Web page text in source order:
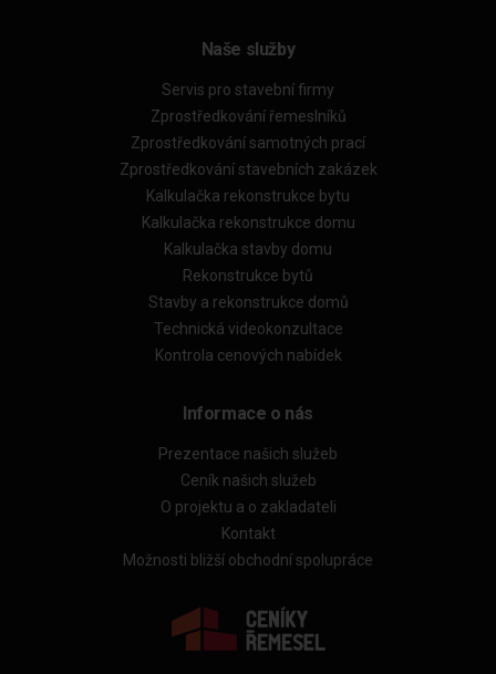
Naše služby
Servis pro stavební firmy
Zprostředkování řemeslníků
Zprostředkování samotných prací
Zprostředkování stavebních zakázek
Kalkulačka rekonstrukce bytu
Kalkulačka rekonstrukce domu
Kalkulačka stavby domu
Rekonstrukce bytů
Stavby a rekonstrukce domů
Technická videokonzultace
Kontrola cenových nabídek
Informace o nás
Prezentace našich služeb
Ceník našich služeb
O projektu a o zakladateli
Kontakt
Možnosti bližší obchodní spolupráce